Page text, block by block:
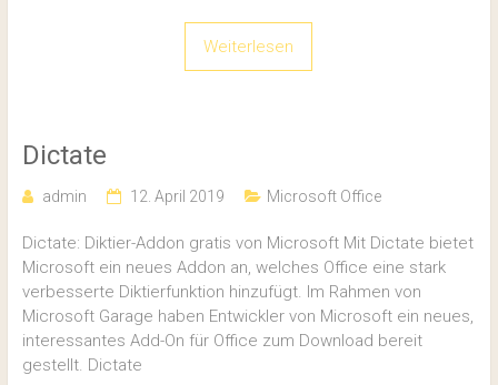
Weiterlesen
Dictate
admin 12. April 2019 Microsoft Office
Dictate: Diktier-Addon gratis von Microsoft Mit Dictate bietet
Microsoft ein neues Addon an, welches Office eine stark
verbesserte Diktierfunktion hinzufügt. Im Rahmen von
Microsoft Garage haben Entwickler von Microsoft ein neues,
interessantes Add-On für Office zum Download bereit
gestellt. Dictate